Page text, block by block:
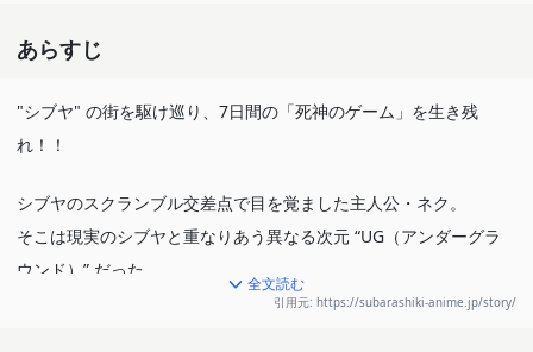
あらすじ
"シブヤ" の街を駆け巡り、7日間の「死神のゲーム」を生き残
れ！！
シブヤのスクランブル交差点で目を覚ました主人公・ネク。
そこは現実のシブヤと重なりあう異なる次元 “UG（アンダーグラ
ウンド）” だった。
訳が分からないまま「死神のゲーム」の参加者になっていたネク
全文読む
引用元: https://subarashiki-anime.jp/story/